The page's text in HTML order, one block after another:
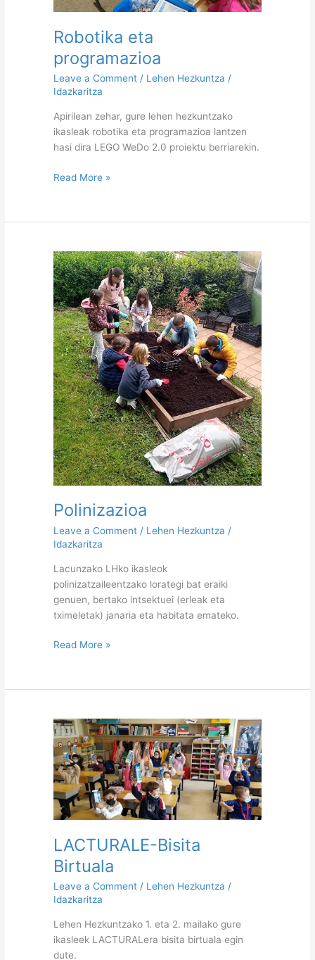
Robotika eta
programazioa
Leave a Comment / Lehen Hezkuntza /
Idazkaritza
Apirilean zehar, gure lehen hezkuntzako
ikasleak robotika eta programazioa lantzen
hasi dira LEGO WeDo 2.0 proiektu berriarekin.
Read More »
Polinizazioa
Leave a Comment / Lehen Hezkuntza /
Idazkaritza
Lacunzako LHko ikasleok
polinizatzaileentzako lorategi bat eraiki
genuen, bertako intsektuei (erleak eta
tximeletak) janaria eta habitata emateko.
Polinizazioa
Read More »
LACTURALE-Bisita
Birtuala
Leave a Comment / Lehen Hezkuntza /
Idazkaritza
Lehen Hezkuntzako 1. eta 2. mailako gure
ikasleek LACTURALera bisita birtuala egin
dute.
LACTURALE-
Bisita
Birtuala